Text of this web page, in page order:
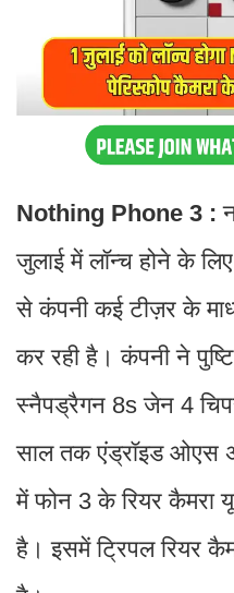
Nothing Phone 3 :
जुलाई में लॉन्च होने के
से कंपनी कई टीज़र के
कर रही है। कंपनी ने
स्नैपड्रैगन 8s जेन 4
साल तक एंड्रॉइड ओएस
में फोन 3 के रियर कैमरा
है। इसमें ट्रिपल रियर